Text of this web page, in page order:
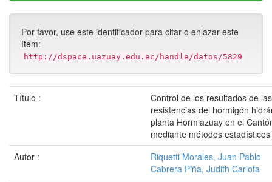
Por favor, use este identificador para citar o enlazar este
ítem:
http://dspace.uazuay.edu.ec/handle/datos/5829
Título :
Control de los resultados de
resistencias del hormigón
planta Hormiazuay en el
mediante métodos estadísticos
Autor :
Riquetti Morales, Juan Pablo
Cabrera Piña, Judith Carlota